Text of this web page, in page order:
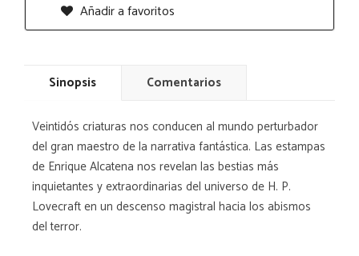
Añadir a favoritos
Sinopsis Comentarios
Veintidós criaturas nos conducen al mundo perturbador
del gran maestro de la narrativa fantástica. Las estampas
de Enrique Alcatena nos revelan las bestias más
inquietantes y extraordinarias del universo de H. P.
Lovecraft en un descenso magistral hacia los abismos
del terror.